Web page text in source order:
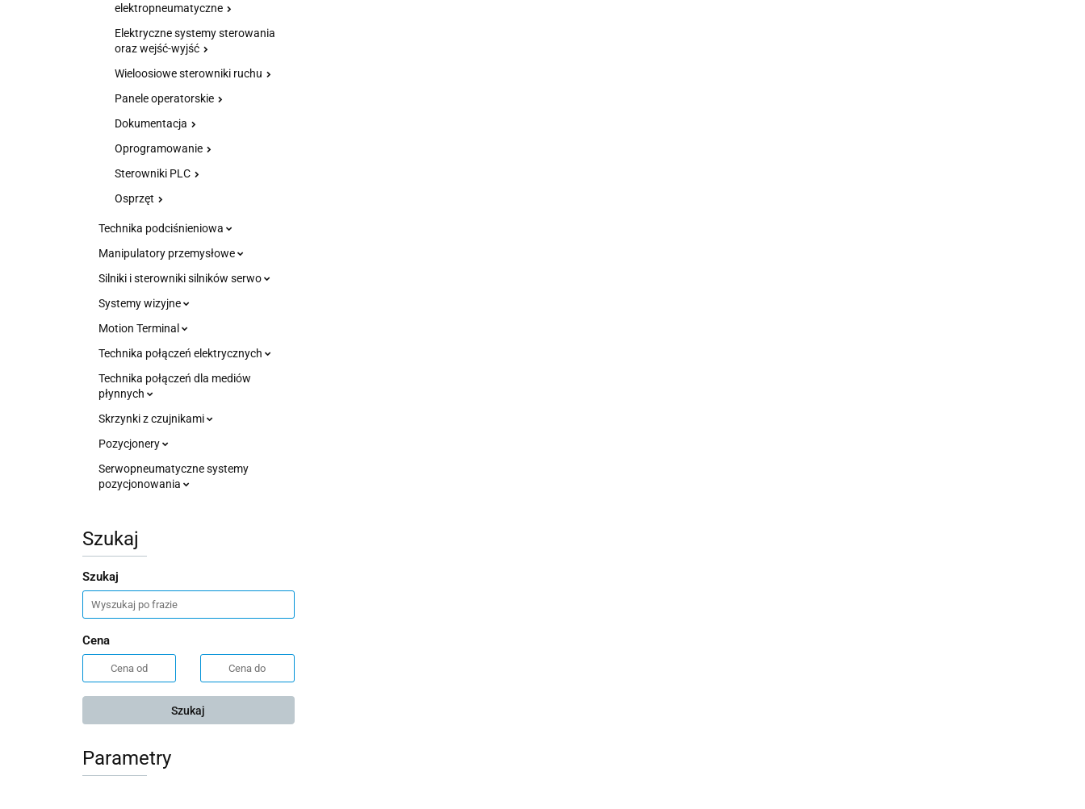
elektropneumatyczne
Elektryczne systemy sterowania
oraz wejść-wyjść
Wieloosiowe sterowniki ruchu
Panele operatorskie
Dokumentacja
Oprogramowanie
Sterowniki PLC
Osprzęt
Technika podciśnieniowa
Manipulatory przemysłowe
Silniki i sterowniki silników serwo
Systemy wizyjne
Motion Terminal
Technika połączeń elektrycznych
Technika połączeń dla mediów
płynnych
Skrzynki z czujnikami
Pozycjonery
Serwopneumatyczne systemy
pozycjonowania
Szukaj
Szukaj
Cena
Szukaj
Parametry